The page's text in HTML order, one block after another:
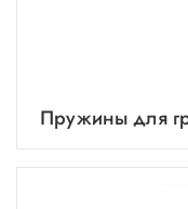
Пружины для